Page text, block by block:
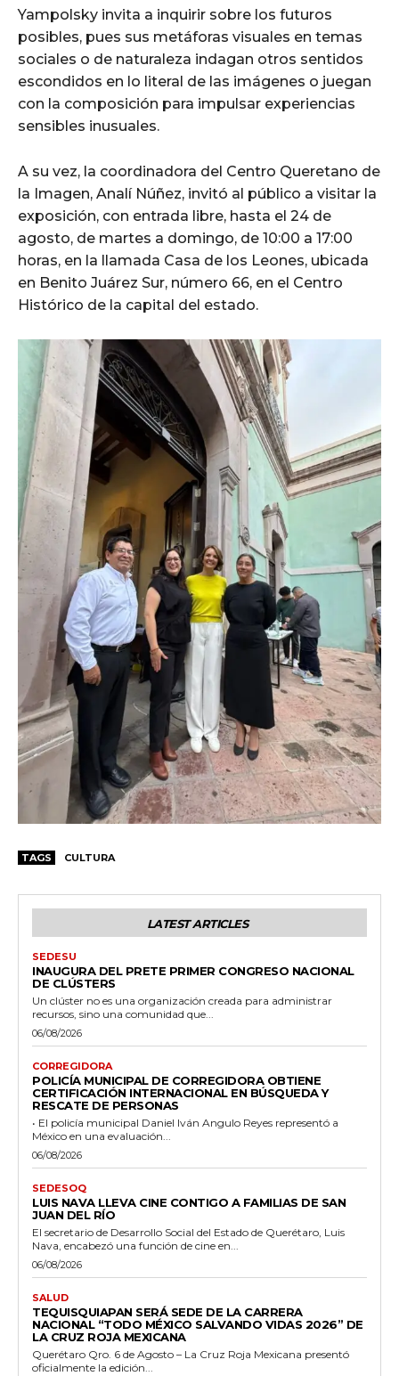
Yampolsky invita a inquirir sobre los futuros
posibles, pues sus metáforas visuales en temas
sociales o de naturaleza indagan otros sentidos
escondidos en lo literal de las imágenes o juegan
con la composición para impulsar experiencias
sensibles inusuales.
A su vez, la coordinadora del Centro Queretano de
la Imagen, Analí Núñez, invitó al público a visitar la
exposición, con entrada libre, hasta el 24 de
agosto, de martes a domingo, de 10:00 a 17:00
horas, en la llamada Casa de los Leones, ubicada
en Benito Juárez Sur, número 66, en el Centro
Histórico de la capital del estado.
TAGS CULTURA
LATEST ARTICLES
SEDESU
INAUGURA DEL PRETE PRIMER CONGRESO NACIONAL
DE CLÚSTERS
Un clúster no es una organización creada para administrar
recursos, sino una comunidad que...
06/08/2026
CORREGIDORA
POLICÍA MUNICIPAL DE CORREGIDORA OBTIENE
CERTIFICACIÓN INTERNACIONAL EN BÚSQUEDA Y
RESCATE DE PERSONAS
• El policía municipal Daniel Iván Angulo Reyes representó a
México en una evaluación...
06/08/2026
SEDESOQ
LUIS NAVA LLEVA CINE CONTIGO A FAMILIAS DE SAN
JUAN DEL RÍO
El secretario de Desarrollo Social del Estado de Querétaro, Luis
Nava, encabezó una función de cine en...
06/08/2026
SALUD
TEQUISQUIAPAN SERÁ SEDE DE LA CARRERA
NACIONAL “TODO MÉXICO SALVANDO VIDAS 2026” DE
LA CRUZ ROJA MEXICANA
Querétaro Qro. 6 de Agosto – La Cruz Roja Mexicana presentó
oficialmente la edición...